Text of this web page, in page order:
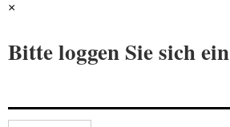
×
Bitte loggen Sie sich ein